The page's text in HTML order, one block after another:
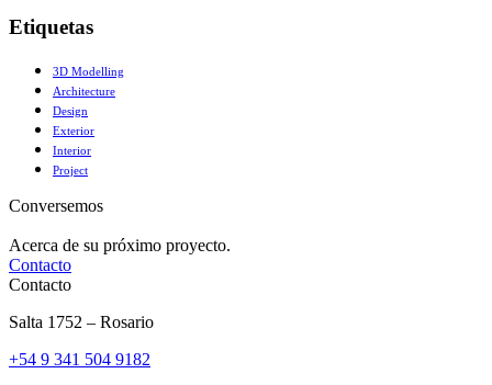
Etiquetas
3D Modelling
Architecture
Design
Exterior
Interior
Project
Conversemos
Acerca de su próximo proyecto.
Contacto
Contacto
Salta 1752 – Rosario
+54 9 341 504 9182